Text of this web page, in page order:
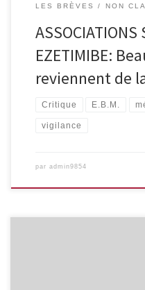
LES BRÈVES NON
ASSOCIATIONS
EZETIMIBE:
reviennent de
Critique E.B.M.
vigilance
par admin9854